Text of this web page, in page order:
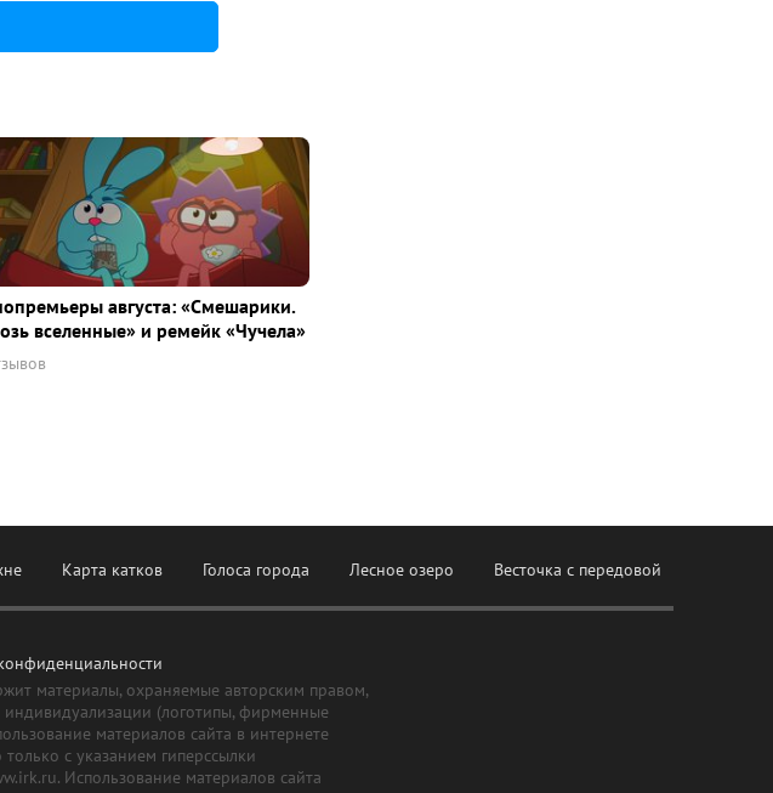
августа: «Смешарики.
вселенные» и ремейк «Чучела»
Карта катков Голоса города Лесное озеро Весточка с передовой
материалы, охраняемые авторским правом,
индивидуализации (логотипы, фирменные
материалов сайта в интернете
с указанием гиперссылки
Использование материалов сайта